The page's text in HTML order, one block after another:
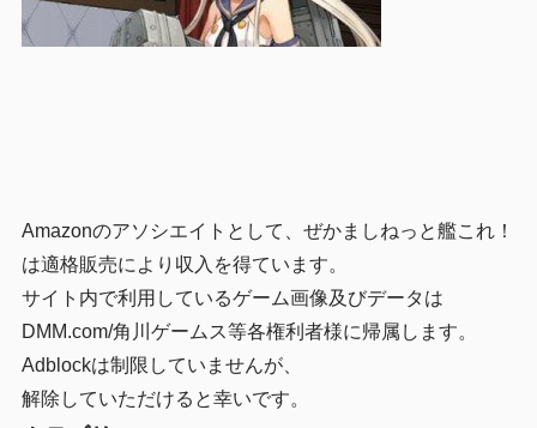
Amazonのアソシエイトとして、ぜかましねっと艦これ！
は適格販売により収入を得ています。
サイト内で利用しているゲーム画像及びデータは
DMM.com/角川ゲームス等各権利者様に帰属します。
Adblockは制限していませんが、
解除していただけると幸いです。